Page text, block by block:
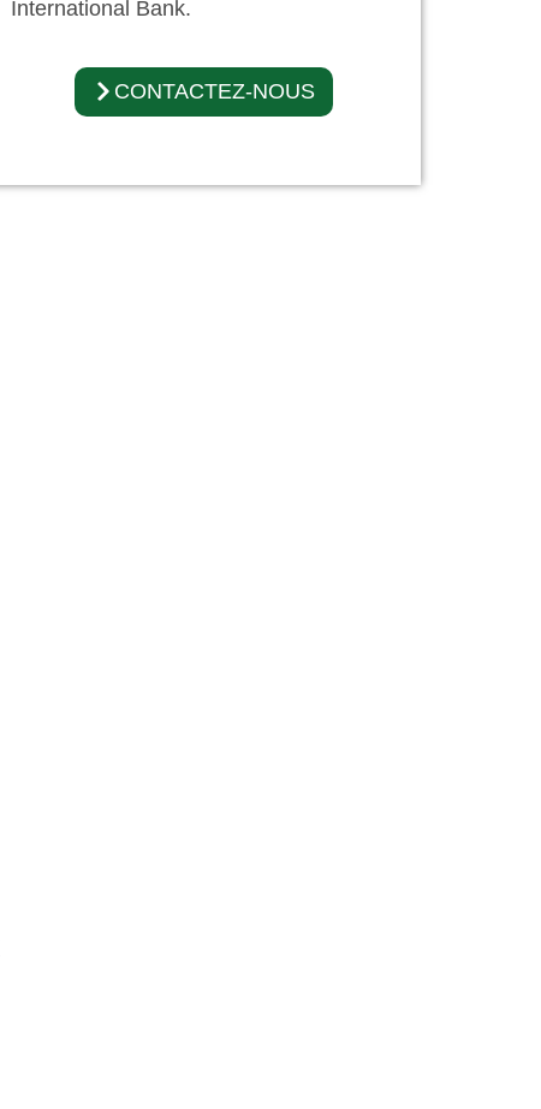
International Bank.
CONTACTEZ-NOUS